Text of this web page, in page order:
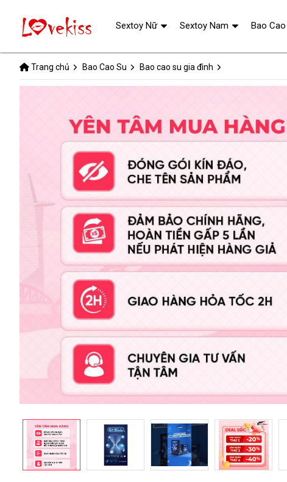
Trang chủ Bao Cao Su Bao cao su gia đình
Sextoy Nữ Sextoy Nam Bao Cao